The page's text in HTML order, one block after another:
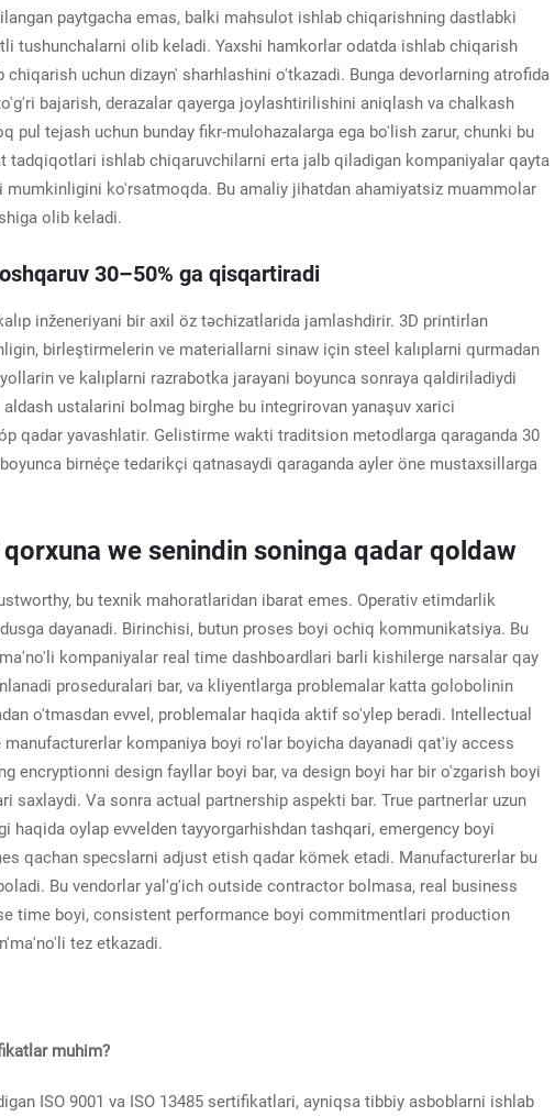
paytgacha emas, balki mahsulot ishlab chiqarishning dastlabki
tushunchalarni olib keladi. Yaxshi hamkorlar odatda ishlab chiqarish
uchun dizayn' sharhlashini o'tkazadi. Bunga devorlarning atrofida
bajarish, derazalar qayerga joylashtirilishini aniqlash va chalkash
tejash uchun bunday fikr-mulohazalarga ega bo'lish zarur, chunki bu
tadqiqotlari ishlab chiqaruvchilarni erta jalb qiladigan kompaniyalar qayta
mumkinligini ko'rsatmoqda. Bu amaliy jihatdan ahamiyatsiz muammolar
olib keladi.
30–50% ga qisqartiradi
inženeriyani bir axil öz təchizatlarida jamlashdirir. 3D printirlan
birleştirmelerin ve materiallarni sinaw için steel kalıplarni qurmadan
ve kalıplarni razrabotka jarayani boyunca sonraya qaldiriladiydi
ustalarini bolmag birghe bu integrirovan yanaşuv xarici
qadar yavashlatir. Gelistirme wakti traditsion metodlarga qaraganda 30
birnéçe tedarikçi qatnasaydi qaraganda ayler öne mustaxsillarga
we senindin soninga qadar qoldaw
bu texnik mahoratlaridan ibarat emes. Operativ etimdarlik
dayanadi. Birinchisi, butun proses boyi ochiq kommunikatsiya. Bu
kompaniyalar real time dashboardlari barli kishilerge narsalar qay
proseduralari bar, va kliyentlarga problemalar katta golobolinin
o'tmasdan evvel, problemalar haqida aktif so'ylep beradi. Intellectual
kompaniya boyi ro'lar boyicha dayanadi qat'iy access
encryptionni design fayllar boyi bar, va design boyi har bir o'zgarish boyi
Va sonra actual partnership aspekti bar. True partnerlar uzun
oylap evvelden tayyorgarhishdan tashqari, emergency boyi
qachan specslarni adjust etish qadar kömek etadi. Manufacturerlar bu
Bu vendorlar yal'g'ich outside contractor bolmasa, real business
time boyi, consistent performance boyi commitmentlari production
tez etkazadi.
muhim?
ISO 9001 va ISO 13485 sertifikatlari, ayniqsa tibbiy asboblarni ishlab